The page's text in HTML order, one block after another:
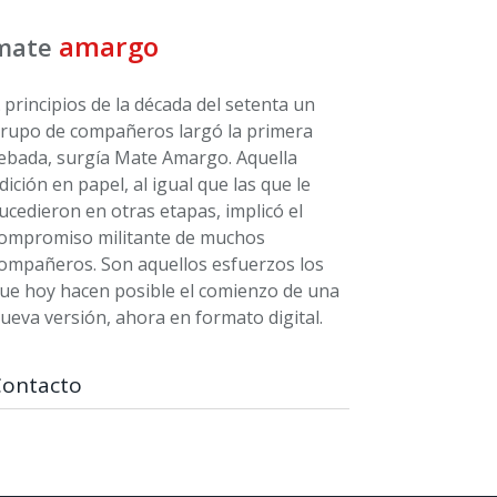
amargo
principios de la década del setenta un
de compañeros largó la primera
surgía Mate Amargo. Aquella
en papel, al igual que las que le
en otras etapas, implicó el
militante de muchos
Son aquellos esfuerzos los
hoy hacen posible el comienzo de una
versión, ahora en formato digital.